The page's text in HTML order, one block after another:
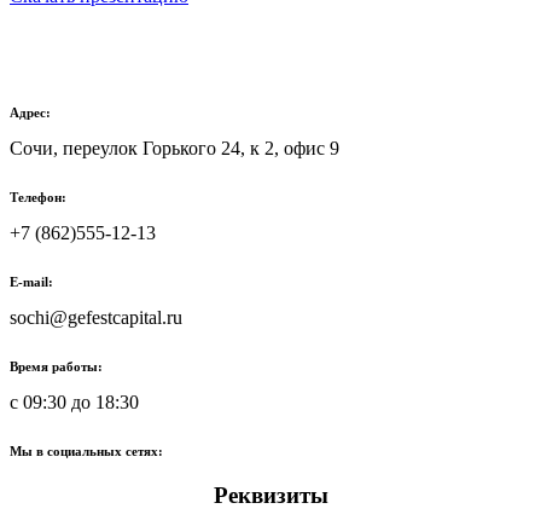
Адрес:
Сочи, переулок Горького 24, к 2, офис 9
Телефон:
+7 (862)555-12-13
E-mail:
sochi@gefestcapital.ru
Время работы:
с 09:30 до 18:30
Мы в социальных сетях:
Реквизиты